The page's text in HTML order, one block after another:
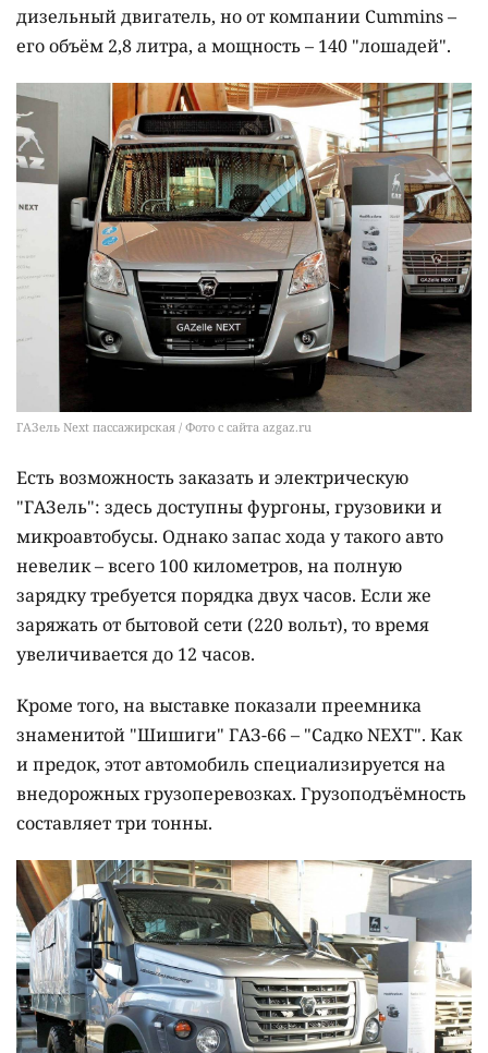
дизельный двигатель, но от компании Cummins –
его объём 2,8 литра, а мощность – 140 "лошадей".
ГАЗель Next пассажирская / Фото с сайта azgaz.ru
Есть возможность заказать и электрическую
"ГАЗель": здесь доступны фургоны, грузовики и
микроавтобусы. Однако запас хода у такого авто
невелик – всего 100 километров, на полную
зарядку требуется порядка двух часов. Если же
заряжать от бытовой сети (220 вольт), то время
увеличивается до 12 часов.
Кроме того, на выставке показали преемника
знаменитой "Шишиги" ГАЗ-66 – "Садко NEXT". Как
и предок, этот автомобиль специализируется на
внедорожных грузоперевозках. Грузоподъёмность
составляет три тонны.